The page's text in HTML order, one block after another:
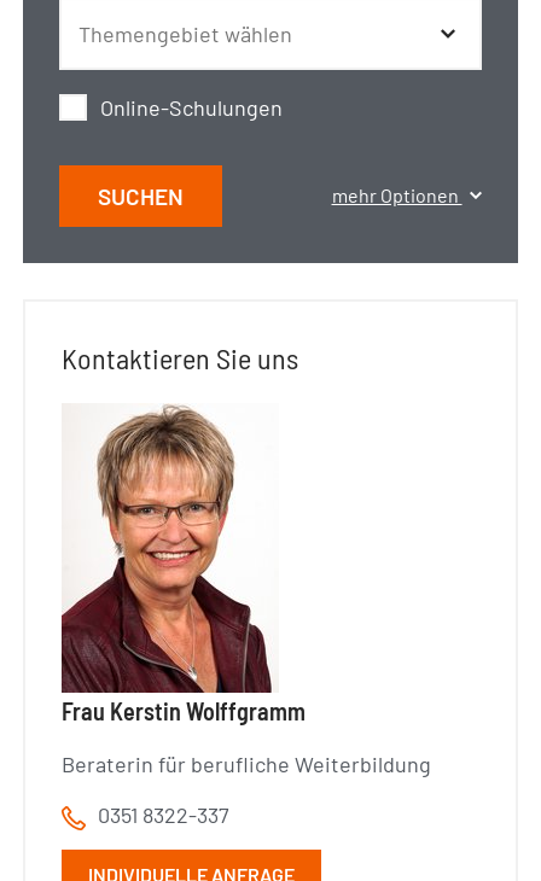
Online-Schulungen
SUCHEN mehr Optionen
Kontaktieren Sie uns
Frau Kerstin Wolffgramm
Beraterin für berufliche Weiterbildung
0351 8322-337
INDIVIDUELLE ANFRAGE